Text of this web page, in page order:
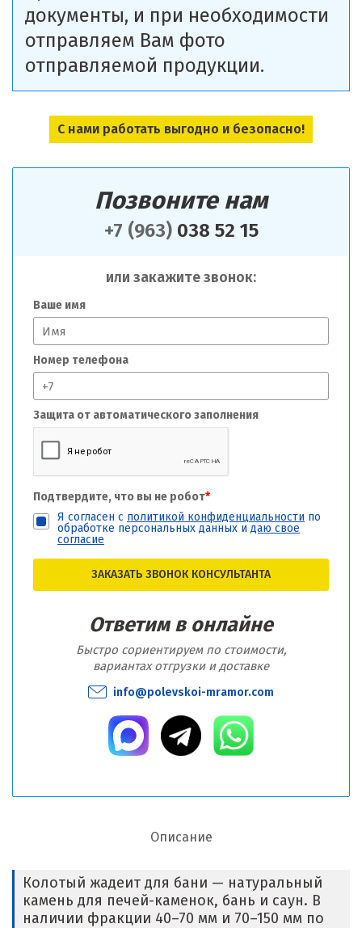
Позвоните нам
+7 (963)038 52 15
или закажите звонок:
Ваше имя
Номер телефона
Защита от автоматического заполнения
Подтвердите, что вы не робот*
Я согласен с политикой конфиденциальности по
обработке персональных данных и даю свое
согласие
ЗАКАЗАТЬ ЗВОНОК КОНСУЛЬТАНТА
Ответим в онлайне
Быстро сориентируем по стоимости,
вариантах отгрузки и доставке
info@polevskoi-mramor.com
документы, и при необходимости
отправляем Вам фото
отправляемой продукции.
С нами работать выгодно и безопасно!
Описание
Колотый жадеит для бани — натуральный
камень для печей-каменок, бань и саун. В
наличии фракции 40–70 мм и 70–150 мм по